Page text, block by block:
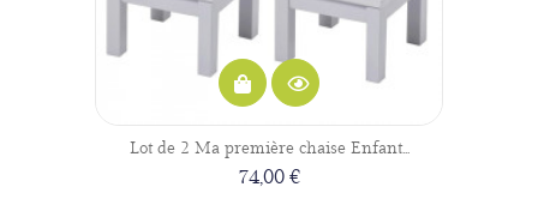
Lot de 2 Ma première chaise Enfant...
74,00 €